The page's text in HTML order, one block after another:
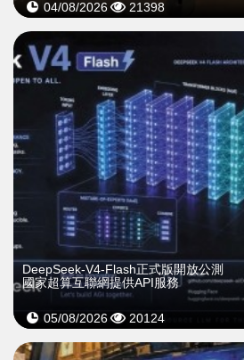
04/08/2026 21398
DeepSeek-V4-Flash正式版開放公測
國家超算互聯網提供API服務
05/08/2026 20124